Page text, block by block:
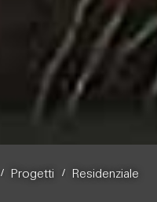
/ Progetti / Residenziale